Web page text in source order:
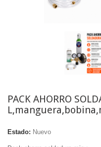
PACK AHORRO
Estado: Nuevo